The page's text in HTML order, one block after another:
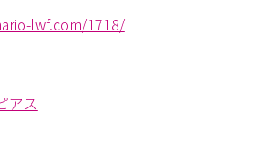
lwf.com/1718/
アス